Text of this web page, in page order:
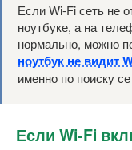
Если Wi-Fi сеть не
ноутбуке, а на
нормально, можно
ноутбук не видит
именно по поиску
Если Wi-Fi